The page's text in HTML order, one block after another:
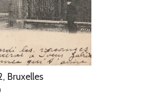
Bruxelles